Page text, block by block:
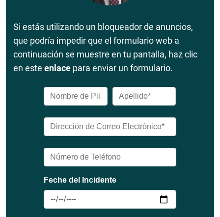
Si estás utilizando un bloqueador de anuncios,
que podría impedir que el formulario web a
continuación se muestre en tu pantalla, haz clic
en este enlace para enviar un formulario.